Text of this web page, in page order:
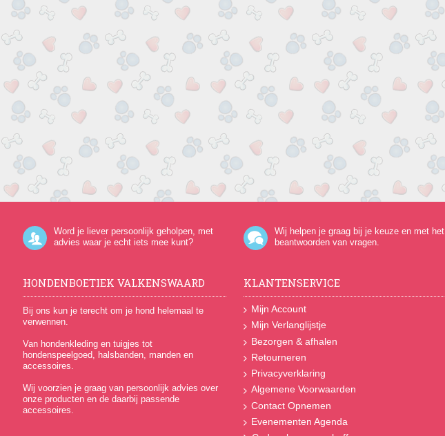
Word je liever persoonlijk geholpen, met
advies waar je echt iets mee kunt?
Wij helpen je graag bij je keuze en met het
beantwoorden van vragen.
HONDENBOETIEK VALKENSWAARD
Bij ons kun je terecht om je hond helemaal te
verwennen.
Van hondenkleding en tuigjes tot
hondenspeelgoed, halsbanden, manden en
accessoires.
Wij voorzien je graag van persoonlijk advies over
onze producten en de daarbij passende
accessoires.
KLANTENSERVICE
Mijn Account
Mijn Verlanglijstje
Bezorgen & afhalen
Retourneren
Privacyverklaring
Algemene Voorwaarden
Contact Opnemen
Evenementen Agenda